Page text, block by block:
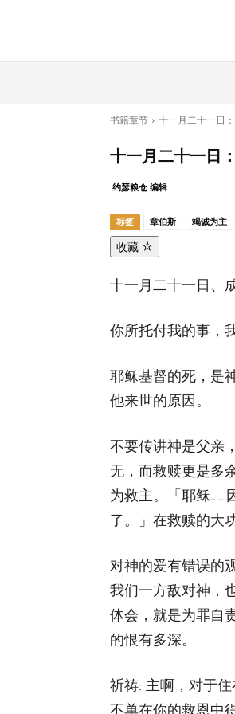
书籍章节 十一月二十一日
十一月二十一日
约瑟粮仓 编辑
标签 章伯斯 竭诚为主
收藏
十一月二十一日、
你所托付我的事，
耶稣基督的死，是
他来世的原因。
不要传讲神是父亲
无，而救赎更是多
为救主。「耶稣……
了。」在救赎的大
对神的爱有错误的
我们一方敌对神，
体会，就是为罪自
的恨有多深。
祈祷: 主啊，对于